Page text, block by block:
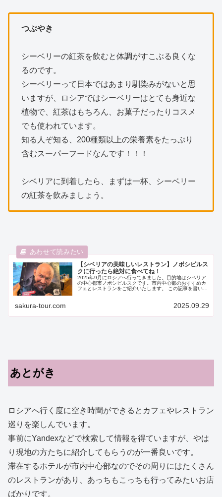
つぶやき
シーベリーの紅茶を飲むと体調がすこぶる良くな
るのです。
シーベリーって日本ではあまり馴染みがないと思
いますが、ロシアではシーベリーはとても身近な
植物で、紅茶はもちろん、お菓子だったりコスメ
でも使われています。
知る人ぞ知る、200種類以上の栄養素をたっぷり
含むスーパーフードなんです！！！
シベリアに到着したら、まずは一杯、シーベリー
の紅茶を飲みましょう。
【シベリアの美味しいレストラン】ノボシビルス
クに行ったら絶対に食べてね！
2025年9月にロシアへ行ってきました。目的地はシベリア
の中心都市ノボシビルスクです。市内中心部のおすすめカ
フェとレストランをご紹介いたします。 この記事を書いて
sakura-tour.com 2025.09.29
あとがき
ロシアへ行く度に空き時間ができるとカフェやレストラン
巡りを楽しんでいます。
事前にYandexなどで検索して情報を得ていますが、やは
り現地の方たちに紹介してもらうのが一番良いです。
滞在するホテルが市内中心部なのでその周りにはたくさん
のレストランがあり、あっちもこっちも行ってみたいお店
ばかりです。